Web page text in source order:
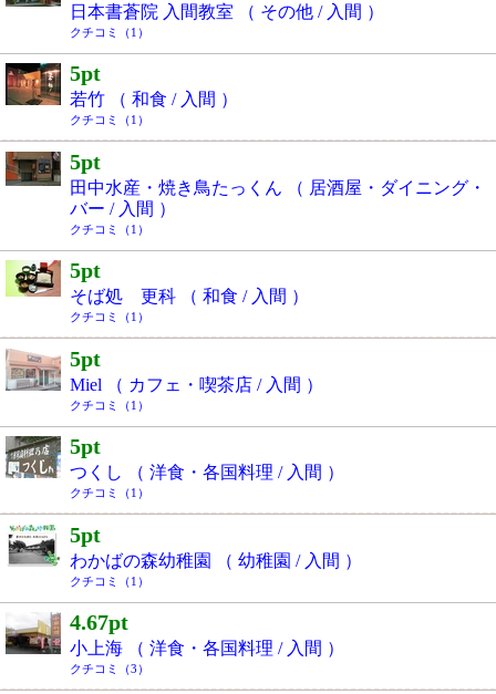
日本書蒼院 入間教室 （ その他 / 入間 ）
クチコミ（1）
5pt
若竹 （ 和食 / 入間 ）
クチコミ（1）
5pt
田中水産・焼き鳥たっくん （ 居酒屋・ダイニング・
バー / 入間 ）
クチコミ（1）
5pt
そば処 更科 （ 和食 / 入間 ）
クチコミ（1）
5pt
Miel （ カフェ・喫茶店 / 入間 ）
クチコミ（1）
5pt
つくし （ 洋食・各国料理 / 入間 ）
クチコミ（1）
5pt
わかばの森幼稚園 （ 幼稚園 / 入間 ）
クチコミ（1）
4.67pt
小上海 （ 洋食・各国料理 / 入間 ）
クチコミ（3）